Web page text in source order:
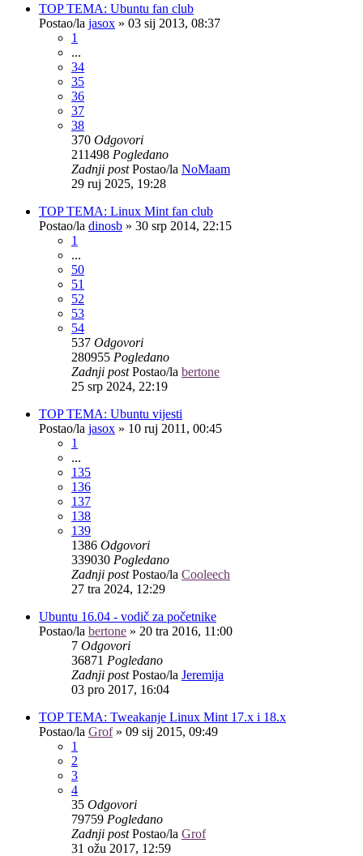
TOP TEMA: Ubuntu fan club
Postao/la jasox » 03 sij 2013, 08:37
1
...
34
35
36
37
38
370 Odgovori
211498 Pogledano
Zadnji postPostao/la NoMaam
29 ruj 2025, 19:28
TOP TEMA: Linux Mint fan club
Postao/la dinosb » 30 srp 2014, 22:15
1
...
50
51
52
53
54
537 Odgovori
280955 Pogledano
Zadnji postPostao/la bertone
25 srp 2024, 22:19
TOP TEMA: Ubuntu vijesti
Postao/la jasox » 10 ruj 2011, 00:45
1
...
135
136
137
138
139
1386 Odgovori
339030 Pogledano
Zadnji postPostao/la Cooleech
27 tra 2024, 12:29
Ubuntu 16.04 - vodič za početnike
Postao/la bertone » 20 tra 2016, 11:00
7 Odgovori
36871 Pogledano
Zadnji postPostao/la Jeremija
03 pro 2017, 16:04
TOP TEMA: Tweakanje Linux Mint 17.x i 18.x
Postao/la Grof» 09 sij 2015, 09:49
1
2
3
4
35 Odgovori
79759 Pogledano
Zadnji postPostao/la Grof
31 ožu 2017, 12:59